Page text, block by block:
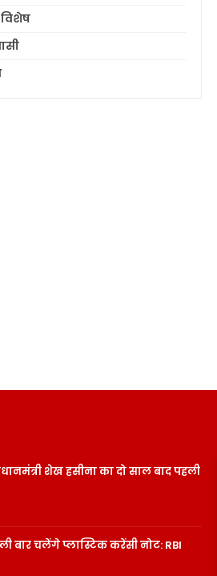
शेख हसीना का दो साल बाद पहली
बार चलेंगे प्लास्टिक करेंसी नोट: RBI